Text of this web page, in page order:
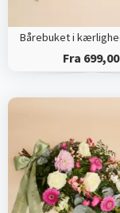
Fra 699,00